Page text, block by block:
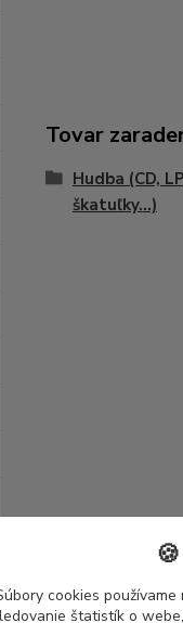
Tovar
Hudba (CD,
škatuľky...)
cookies
štatistík o